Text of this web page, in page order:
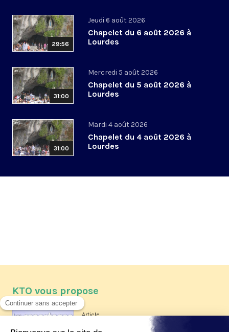
29:56
Jeudi 6 août 2026
Chapelet du 6 août 2026 à
Lourdes
31:00
Mercredi 5 août 2026
Chapelet du 5 août 2026 à
Lourdes
31:00
Mardi 4 août 2026
Chapelet du 4 août 2026 à
Lourdes
KTO vous propose
Article
Les reportages d'été 2026 de KTO